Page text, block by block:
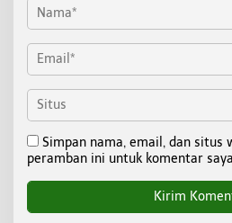
Simpan nama, email, dan situs
peramban ini untuk komentar